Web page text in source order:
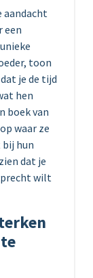
aandacht
een
toon
je de tijd
hen
boek van
waar ze
hun
dat je
wilt